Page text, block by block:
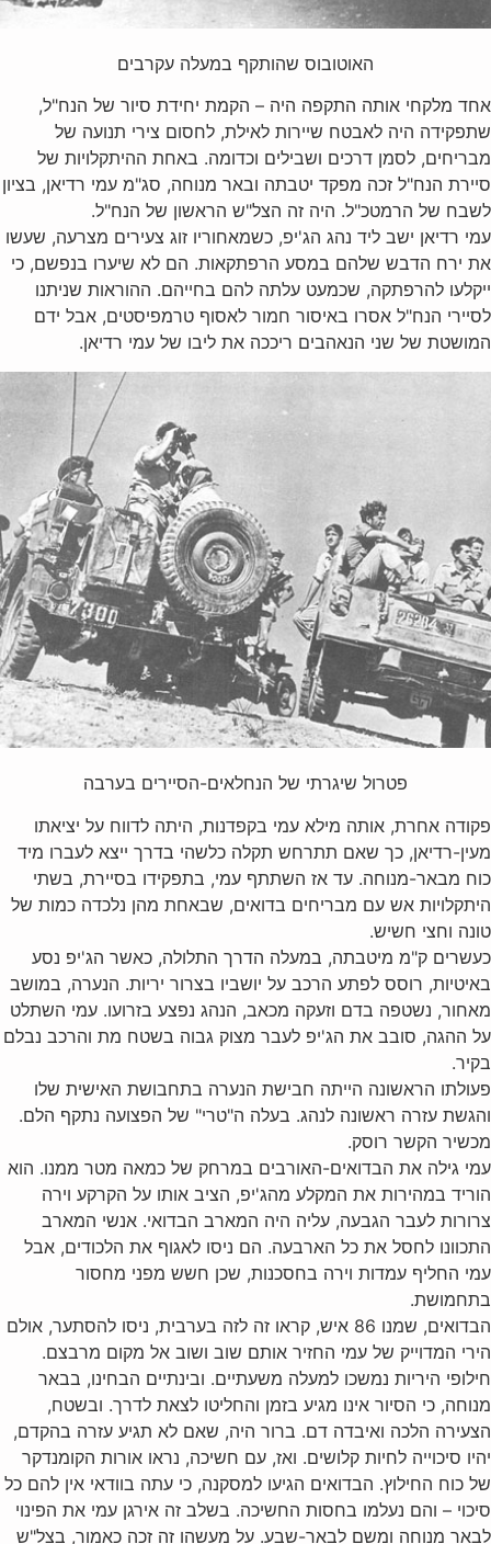
האוטובוס שהותקף במעלה עקרבים
אחד מלקחי אותה התקפה היה – הקמת יחידת סיור של הנח"ל,
שתפקידה היה לאבטח שיירות לאילת, לחסום צירי תנועה של
מבריחים, לסמן דרכים ושבילים וכדומה. באחת ההיתקלויות של
סיירת הנח"ל זכה מפקד יטבתה ובאר מנוחה, סג"מ עמי רדיאן, בציון
לשבח של הרמטכ"ל. היה זה הצל"ש הראשון של הנח"ל.
עמי רדיאן ישב ליד נהג הג'יפ, כשמאחוריו זוג צעירים מצרעה, שעשו
את ירח הדבש שלהם במסע הרפתקאות. הם לא שיערו בנפשם, כי
ייקלעו להרפתקה, שכמעט עלתה להם בחייהם. ההוראות שניתנו
לסיירי הנח"ל אסרו באיסור חמור לאסוף טרמפיסטים, אבל ידם
המושטת של שני הנאהבים ריככה את ליבו של עמי רדיאן.
פטרול שיגרתי של הנחלאים-הסיירים בערבה
פקודה אחרת, אותה מילא עמי בקפדנות, היתה לדווח על יציאתו
מעין-רדיאן, כך שאם תתרחש תקלה כלשהי בדרך ייצא לעברו מיד
כוח מבאר-מנוחה. עד אז השתתף עמי, בתפקידו בסיירת, בשתי
היתקלויות אש עם מבריחים בדואים, שבאחת מהן נלכדה כמות של
טונה וחצי חשיש.
כעשרים ק"מ מיטבתה, במעלה הדרך התלולה, כאשר הג'יפ נסע
באיטיות, רוסס לפתע הרכב על יושביו בצרור יריות. הנערה, במושב
מאחור, נשטפה בדם וזעקה מכאב, הנהג נפצע בזרועו. עמי השתלט
על ההגה, סובב את הג'יפ לעבר מצוק גבוה בשטח מת והרכב נבלם
בקיר.
פעולתו הראשונה הייתה חבישת הנערה בתחבושת האישית שלו
והגשת עזרה ראשונה לנהג. בעלה ה"טרי" של הפצועה נתקף הלם.
מכשיר הקשר רוסק.
עמי גילה את הבדואים-האורבים במרחק של כמאה מטר ממנו. הוא
הוריד במהירות את המקלע מהג'יפ, הציב אותו על הקרקע וירה
צרורות לעבר הגבעה, עליה היה המארב הבדואי. אנשי המארב
התכוונו לחסל את כל הארבעה. הם ניסו לאגוף את הלכודים, אבל
עמי החליף עמדות וירה בחסכנות, שכן חשש מפני מחסור
בתחמושת.
הבדואים, שמנו 86 איש, קראו זה לזה בערבית, ניסו להסתער, אולם
הירי המדוייק של עמי החזיר אותם שוב ושוב אל מקום מרבצם.
חילופי היריות נמשכו למעלה משעתיים. ובינתיים הבחינו, בבאר
מנוחה, כי הסיור אינו מגיע בזמן והחליטו לצאת לדרך. ובשטח,
הצעירה הלכה ואיבדה דם. ברור היה, שאם לא תגיע עזרה בהקדם,
יהיו סיכוייה לחיות קלושים. ואז, עם חשיכה, נראו אורות הקומנדקר
של כוח החילוץ. הבדואים הגיעו למסקנה, כי עתה בוודאי אין להם כל
סיכוי – והם נעלמו בחסות החשיכה. בשלב זה אירגן עמי את הפינוי
לבאר מנוחה ומשם לבאר-שבע. על מעשהו זה זכה כאמור, בצל"ש